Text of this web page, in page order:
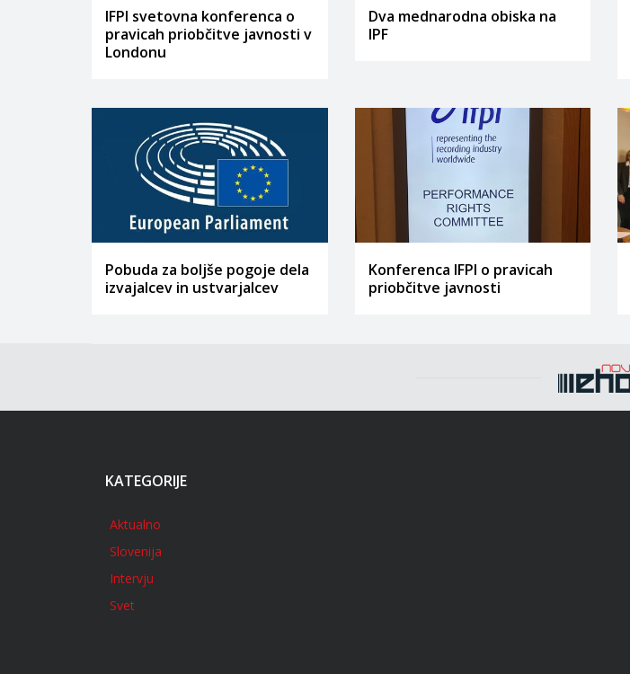
IFPI svetovna konferenca o
pravicah priobčitve javnosti v
Londonu
Dva mednarodna obiska na
IPF
Pobuda za boljše pogoje dela
izvajalcev in ustvarjalcev
Konferenca IFPI o pravicah
priobčitve javnosti
KATEGORIJE
Aktualno
Slovenija
Intervju
Svet